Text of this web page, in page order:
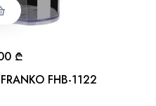
FHB-1122
₾